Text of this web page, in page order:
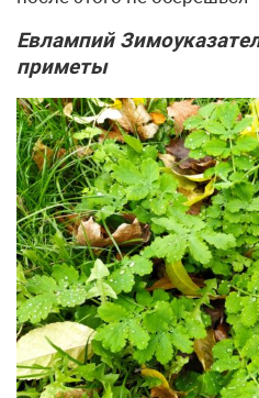
Евлампий
приметы